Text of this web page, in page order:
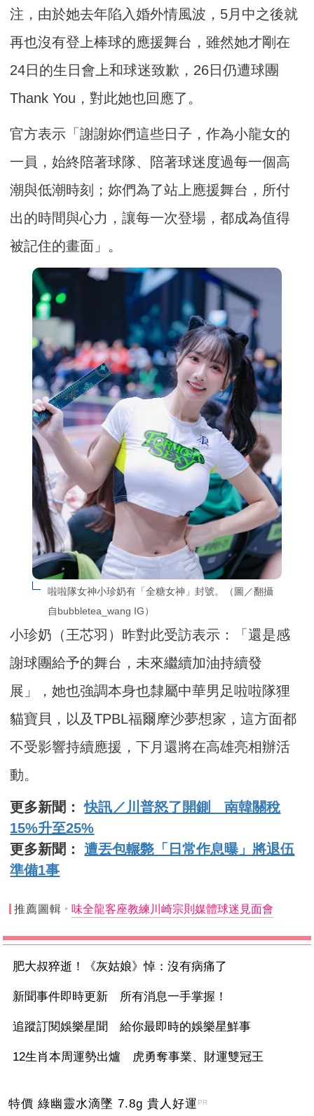
注，由於她去年陷入婚外情風波，5月中之後就
再也沒有登上棒球的應援舞台，雖然她才剛在
24日的生日會上和球迷致歉，26日仍遭球團
Thank You，對此她也回應了。
官方表示「謝謝妳們這些日子，作為小龍女的
一員，始終陪著球隊、陪著球迷度過每一個高
潮與低潮時刻；妳們為了站上應援舞台，所付
出的時間與心力，讓每一次登場，都成為值得
被記住的畫面」。
啦啦隊女神小珍奶有「全糖女神」封號。（圖／翻攝
自bubbletea_wang IG）
小珍奶（王芯羽）昨對此受訪表示：「還是感
謝球團給予的舞台，未來繼續加油持續發
展」，她也強調本身也隸屬中華男足啦啦隊狸
貓寶貝，以及TPBL福爾摩沙夢想家，這方面都
不受影響持續應援，下月還將在高雄亮相辦活
動。
更多新聞：快訊／川普怒了開鍘 南韓關稅
15%升至25%
更多新聞：遭丟包輾斃「日常作息曝」將退伍
準備1事
推薦圖輯 味全龍客座教練川崎宗則媒體球迷見面會
肥大叔猝逝！《灰姑娘》悼：沒有病痛了
新聞事件即時更新 所有消息一手掌握！
追蹤訂閱娛樂星聞 給你最即時的娛樂星鮮事
12生肖本周運勢出爐 虎勇奪事業、財運雙冠王
特價 綠幽靈水滴墜 7.8g 貴人好運 PR